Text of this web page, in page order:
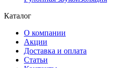
Каталог
О компании
Акции
Доставка и оплата
Статьи